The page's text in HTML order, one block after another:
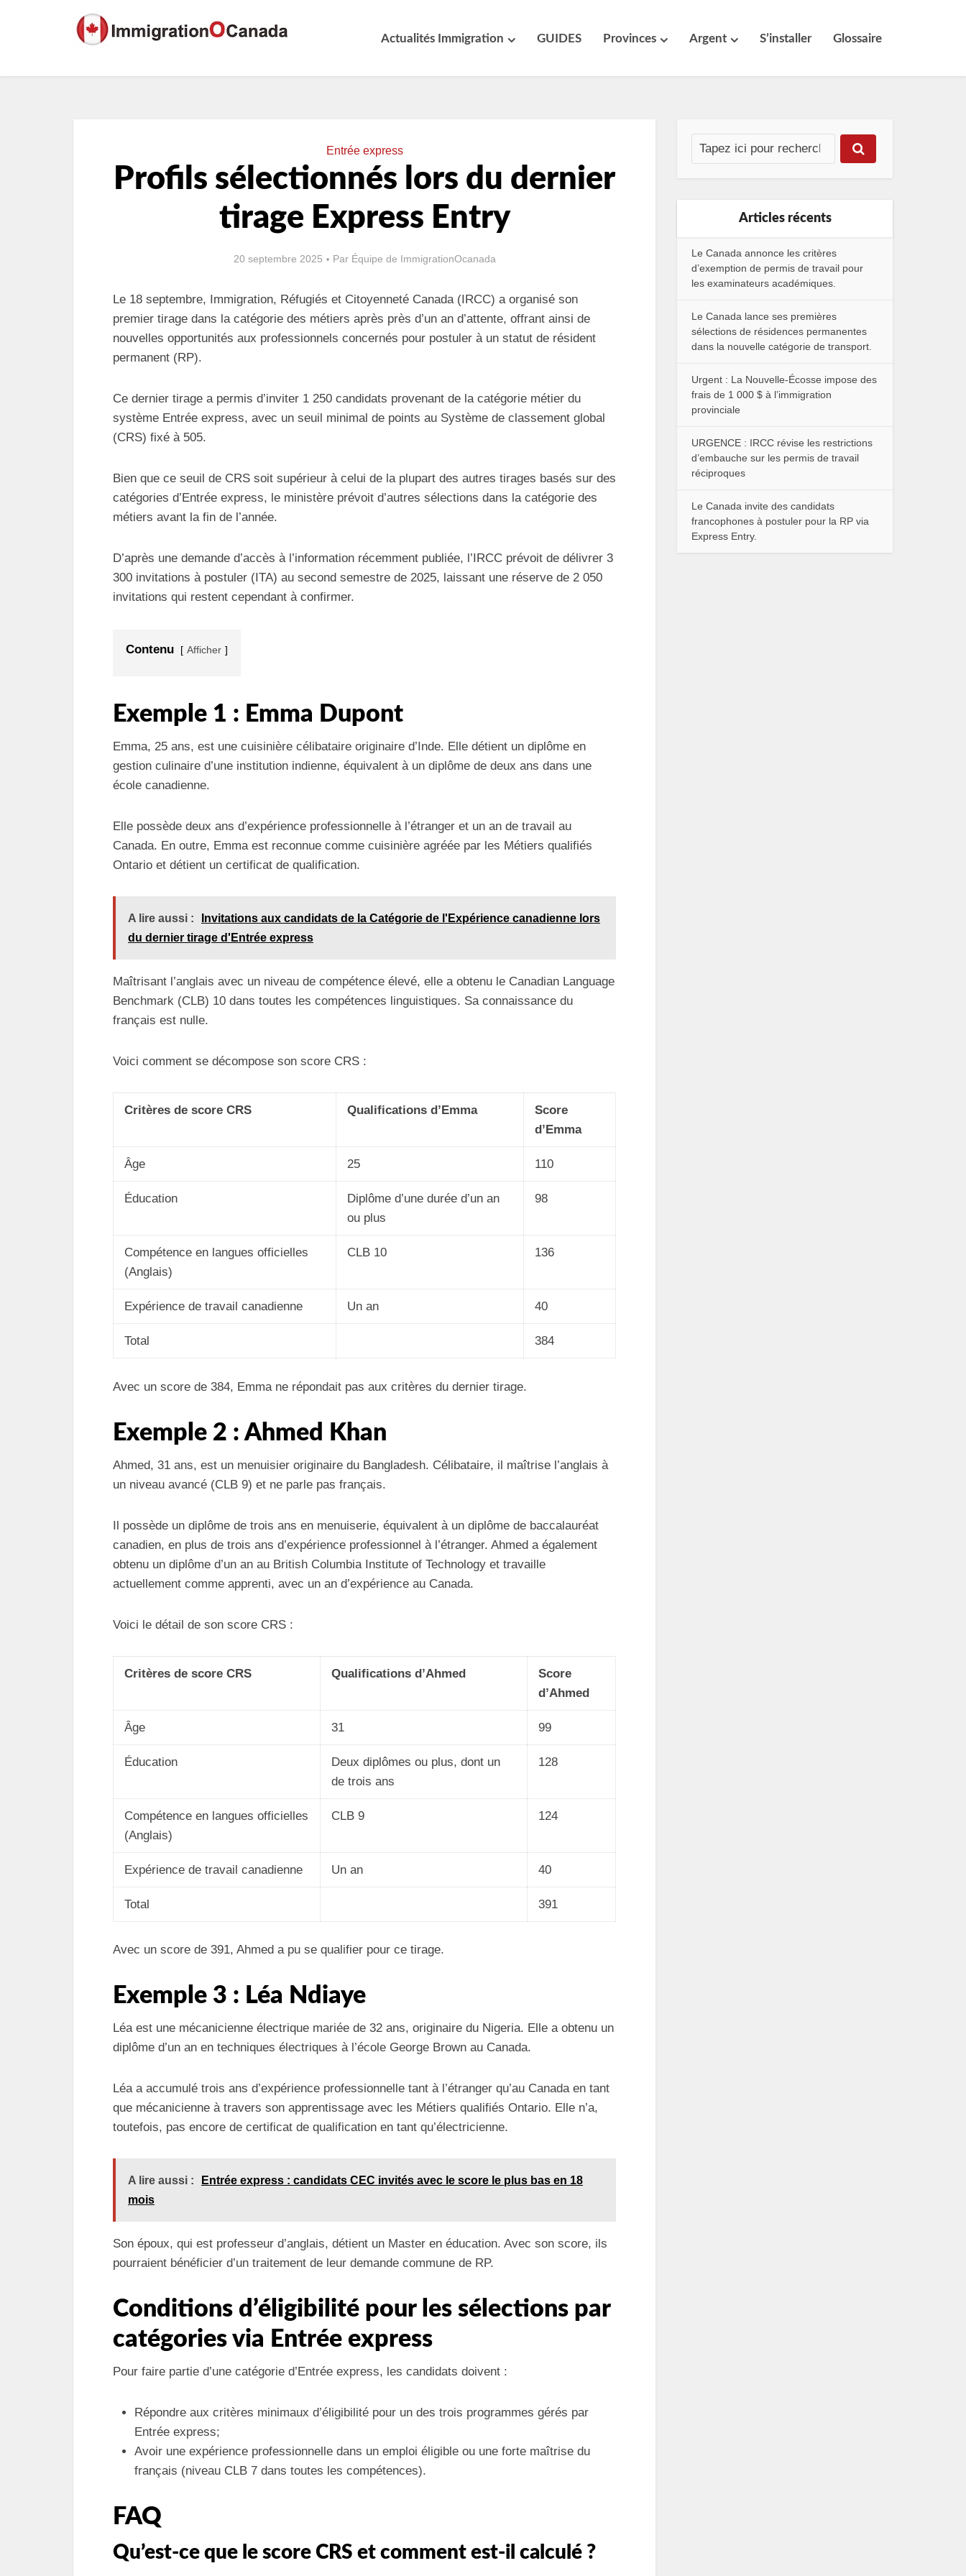
Actualités Immigration GUIDES Provinces Argent S’installer Glossaire
Entrée express
Profils sélectionnés lors du dernier
tirage Express Entry
20 septembre 2025 Par Équipe de ImmigrationOcanada
Le 18 septembre, Immigration, Réfugiés et Citoyenneté Canada (IRCC) a organisé son
premier tirage dans la catégorie des métiers après près d’un an d’attente, offrant ainsi de
nouvelles opportunités aux professionnels concernés pour postuler à un statut de résident
permanent (RP).
Ce dernier tirage a permis d’inviter 1 250 candidats provenant de la catégorie métier du
système Entrée express, avec un seuil minimal de points au Système de classement global
(CRS) fixé à 505.
Bien que ce seuil de CRS soit supérieur à celui de la plupart des autres tirages basés sur des
catégories d’Entrée express, le ministère prévoit d’autres sélections dans la catégorie des
métiers avant la fin de l’année.
D’après une demande d’accès à l’information récemment publiée, l’IRCC prévoit de délivrer 3
300 invitations à postuler (ITA) au second semestre de 2025, laissant une réserve de 2 050
invitations qui restent cependant à confirmer.
Contenu Afficher
Exemple 1 : Emma Dupont
Emma, 25 ans, est une cuisinière célibataire originaire d’Inde. Elle détient un diplôme en
gestion culinaire d’une institution indienne, équivalent à un diplôme de deux ans dans une
école canadienne.
Elle possède deux ans d’expérience professionnelle à l’étranger et un an de travail au
Canada. En outre, Emma est reconnue comme cuisinière agréée par les Métiers qualifiés
Ontario et détient un certificat de qualification.
A lire aussi :
Invitations aux candidats de la Catégorie de l'Expérience canadienne lors
du dernier tirage d'Entrée express
Maîtrisant l’anglais avec un niveau de compétence élevé, elle a obtenu le Canadian Language
Benchmark (CLB) 10 dans toutes les compétences linguistiques. Sa connaissance du
français est nulle.
Voici comment se décompose son score CRS :
Critères de score CRS Qualifications d’Emma
Score
d’Emma
Âge 25 110
Éducation
Diplôme d’une durée d’un an
ou plus
98
Compétence en langues officielles
(Anglais)
CLB 10 136
Expérience de travail canadienne Un an 40
Total 384
Avec un score de 384, Emma ne répondait pas aux critères du dernier tirage.
Exemple 2 : Ahmed Khan
Ahmed, 31 ans, est un menuisier originaire du Bangladesh. Célibataire, il maîtrise l’anglais à
un niveau avancé (CLB 9) et ne parle pas français.
Il possède un diplôme de trois ans en menuiserie, équivalent à un diplôme de baccalauréat
canadien, en plus de trois ans d’expérience professionnel à l’étranger. Ahmed a également
obtenu un diplôme d’un an au British Columbia Institute of Technology et travaille
actuellement comme apprenti, avec un an d’expérience au Canada.
Voici le détail de son score CRS :
Critères de score CRS Qualifications d’Ahmed
Score
d’Ahmed
Âge 31 99
Éducation
Deux diplômes ou plus, dont un
de trois ans
128
Compétence en langues officielles
(Anglais)
CLB 9 124
Expérience de travail canadienne Un an 40
Total 391
Avec un score de 391, Ahmed a pu se qualifier pour ce tirage.
Exemple 3 : Léa Ndiaye
Léa est une mécanicienne électrique mariée de 32 ans, originaire du Nigeria. Elle a obtenu un
diplôme d’un an en techniques électriques à l’école George Brown au Canada.
Léa a accumulé trois ans d’expérience professionnelle tant à l’étranger qu’au Canada en tant
que mécanicienne à travers son apprentissage avec les Métiers qualifiés Ontario. Elle n’a,
toutefois, pas encore de certificat de qualification en tant qu’électricienne.
A lire aussi :
Entrée express : candidats CEC invités avec le score le plus bas en 18
mois
Son époux, qui est professeur d’anglais, détient un Master en éducation. Avec son score, ils
pourraient bénéficier d’un traitement de leur demande commune de RP.
Conditions d’éligibilité pour les sélections par
catégories via Entrée express
Pour faire partie d’une catégorie d’Entrée express, les candidats doivent :
Répondre aux critères minimaux d’éligibilité pour un des trois programmes gérés par
Entrée express;
Avoir une expérience professionnelle dans un emploi éligible ou une forte maîtrise du
français (niveau CLB 7 dans toutes les compétences).
FAQ
Qu’est-ce que le score CRS et comment est-il calculé ?
Articles récents
Le Canada annonce les critères
d’exemption de permis de travail pour
les examinateurs académiques.
Le Canada lance ses premières
sélections de résidences permanentes
dans la nouvelle catégorie de transport.
Urgent : La Nouvelle-Écosse impose des
frais de 1 000 $ à l’immigration
provinciale
URGENCE : IRCC révise les restrictions
d’embauche sur les permis de travail
réciproques
Le Canada invite des candidats
francophones à postuler pour la RP via
Express Entry.